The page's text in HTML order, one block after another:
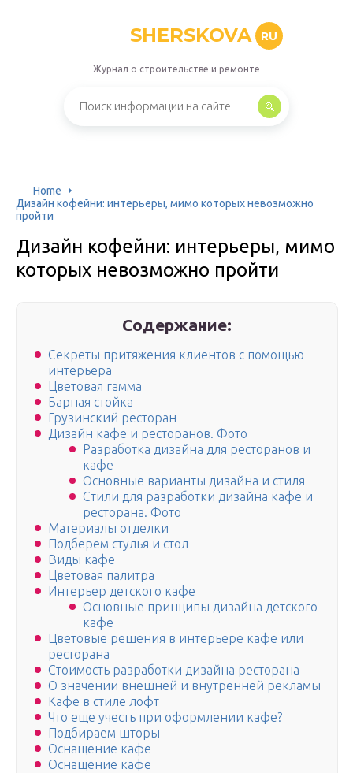
SHERSKOVA RU
Журнал о строительстве и ремонте
Home
Дизайн кофейни: интерьеры, мимо которых невозможно
пройти
Дизайн кофейни: интерьеры, мимо
которых невозможно пройти
Содержание:
Секреты притяжения клиентов с помощью
интерьера
Цветовая гамма
Барная стойка
Грузинский ресторан
Дизайн кафе и ресторанов. Фото
Разработка дизайна для ресторанов и
кафе
Основные варианты дизайна и стиля
Стили для разработки дизайна кафе и
ресторана. Фото
Материалы отделки
Подберем стулья и стол
Виды кафе
Цветовая палитра
Интерьер детского кафе
Основные принципы дизайна детского
кафе
Цветовые решения в интерьере кафе или
ресторана
Стоимость разработки дизайна ресторана
О значении внешней и внутренней рекламы
Кафе в стиле лофт
Что еще учесть при оформлении кафе?
Подбираем шторы
Оснащение кафе
Оснащение кафе